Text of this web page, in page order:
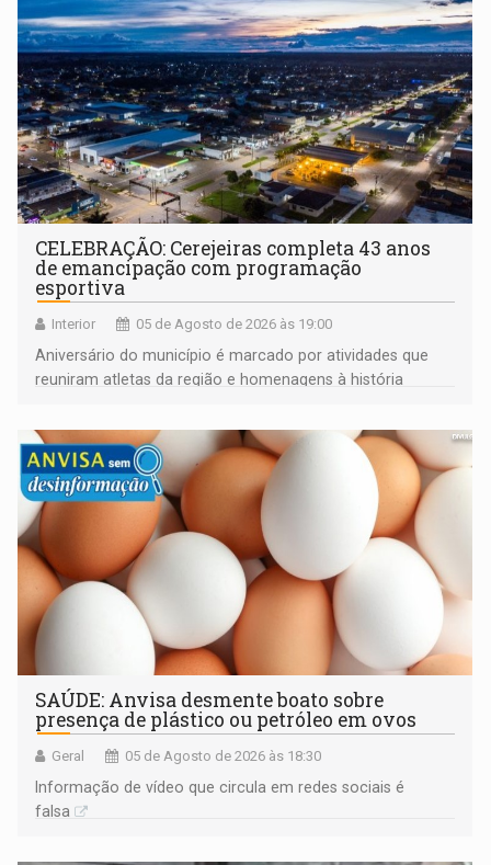
CELEBRAÇÃO: Cerejeiras completa 43 anos
de emancipação com programação
esportiva
Interior 05 de Agosto de 2026 às 19:00
Aniversário do município é marcado por atividades que
reuniram atletas da região e homenagens à história
SAÚDE: Anvisa desmente boato sobre
presença de plástico ou petróleo em ovos
Geral 05 de Agosto de 2026 às 18:30
Informação de vídeo que circula em redes sociais é
falsa